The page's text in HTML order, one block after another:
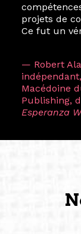
projets de
Ce fut un
— Robert
Macédoine
Publishing,
Esperanza